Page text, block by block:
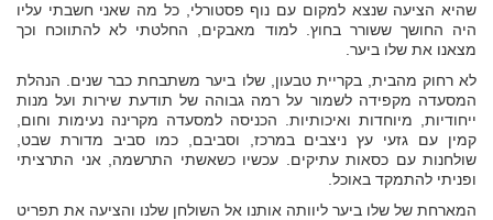
שהיא הציעה שנצא למקום עם נוף פסטורלי, כל מה שאני חשבתי עליו
היה החושך ששורר בחוץ. למוד מאבקים, החלטתי לא להתווכח וכך
מצאנו את שלו ביער.
לא רחוק מהבית, בקריית טבעון, שלו ביער משתבחת כבר שנים. הנהלת
המסעדה מקפידה לשמור על רמה גבוהה של תודעת שירות ועל מנות
ייחודיות, מיוחדות ואיכותיות. הכניסה למסעדה מקרינה נעימות וחום,
קמין עם גזעי עץ ניצבים במרכז, וסביבם, כמו סביב מדורת שבט,
שולחנות עם כסאות עתיקים. עכשיו כשאשתי התרשמה, אני התרציתי
ופניתי להתמקד באוכל.
המארחת של שלו ביער ליוותה אותנו אל השולחן שלנו והציעה את תפריט